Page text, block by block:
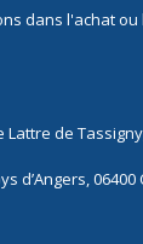
dans l'achat
Lattre de
d’Angers, 06400